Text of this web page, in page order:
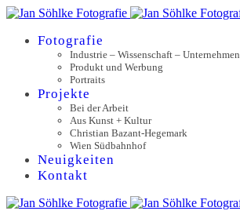
Fotografie
Industrie – Wissenschaft – Unternehmen
Produkt und Werbung
Portraits
Projekte
Bei der Arbeit
Aus Kunst + Kultur
Christian Bazant-Hegemark
Wien Südbahnhof
Neuigkeiten
Kontakt